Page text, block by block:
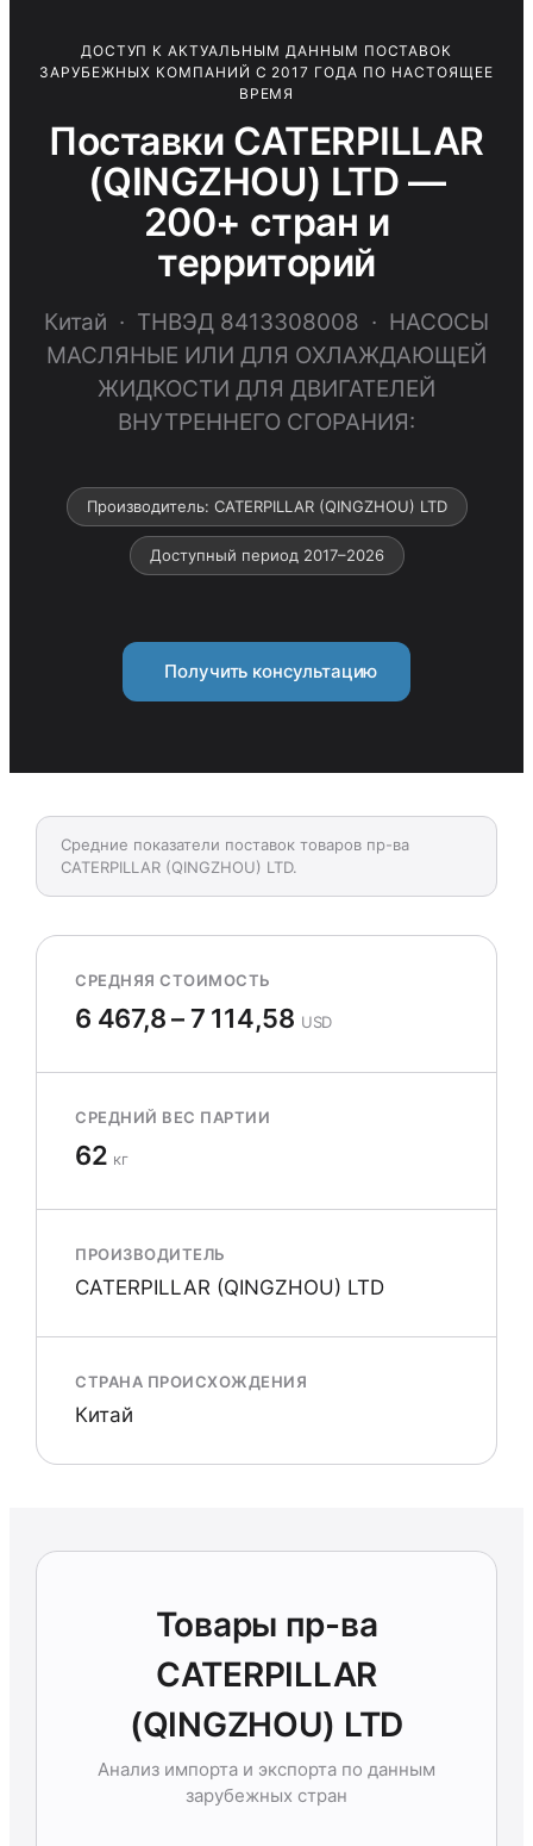
ДОСТУП К АКТУАЛЬНЫМ ДАННЫМ ПОСТАВОК
ЗАРУБЕЖНЫХ КОМПАНИЙ С 2017 ГОДА ПО НАСТОЯЩЕЕ
ВРЕМЯ
Поставки CATERPILLAR
(QINGZHOU) LTD —
200+ стран и
территорий
Китай · ТНВЭД 8413308008 · НАСОСЫ
МАСЛЯНЫЕ ИЛИ ДЛЯ ОХЛАЖДАЮЩЕЙ
ЖИДКОСТИ ДЛЯ ДВИГАТЕЛЕЙ
ВНУТРЕННЕГО СГОРАНИЯ:
Производитель: CATERPILLAR (QINGZHOU) LTD
Доступный период 2017–2026
Получить консультацию
Средние показатели поставок товаров пр-ва
CATERPILLAR (QINGZHOU) LTD.
СРЕДНЯЯ СТОИМОСТЬ
6 467,8 – 7 114,58 USD
СРЕДНИЙ ВЕС ПАРТИИ
62 кг
ПРОИЗВОДИТЕЛЬ
CATERPILLAR (QINGZHOU) LTD
СТРАНА ПРОИСХОЖДЕНИЯ
Китай
Товары пр-ва
CATERPILLAR
(QINGZHOU) LTD
Анализ импорта и экспорта по данным
зарубежных стран